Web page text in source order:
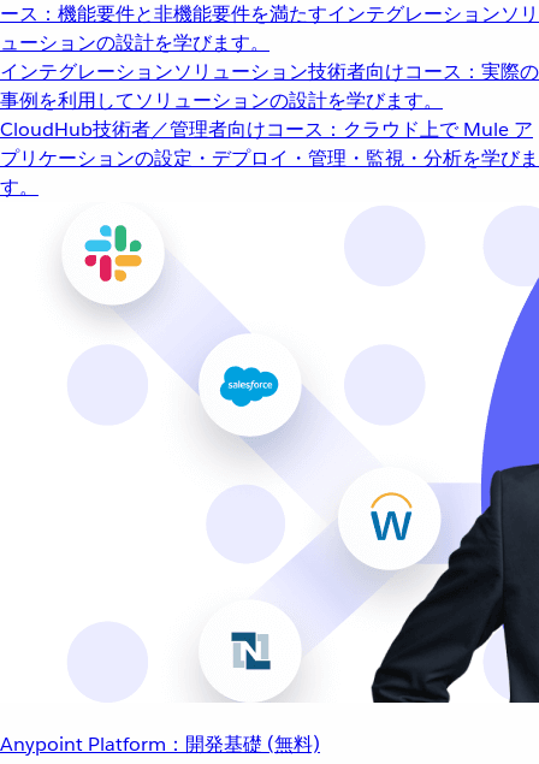
ース：機能要件と非機能要件を満たすインテグレーションソリ
ューションの設計を学びます。
インテグレーションソリューション技術者向けコース：実際の
事例を利用してソリューションの設計を学びます。
CloudHub技術者／管理者向けコース：クラウド上で Mule ア
プリケーションの設定・デプロイ・管理・監視・分析を学びま
す。
Anypoint Platform：開発基礎 (無料)